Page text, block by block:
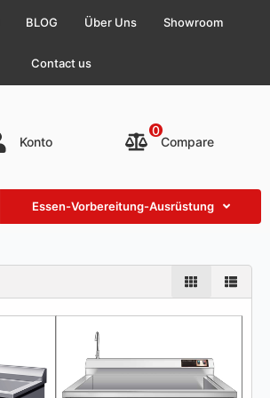
BLOG Über Uns Showroom
Contact us
Konto Compare
0
Essen-Vorbereitung-Ausrüstung